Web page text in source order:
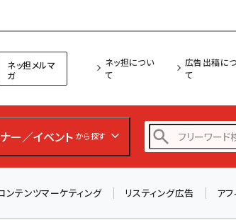
ネッ担メルマ
ガ
ネッ担につい
て
広告出稿に
て
ー／イベント から探す
ンテンツマーケティング リスティング広告 アフ
「次の一手」とは？
が登壇のリアルECセ
会も実施】